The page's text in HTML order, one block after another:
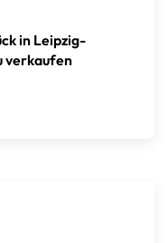
in Leipzig-
verkaufen